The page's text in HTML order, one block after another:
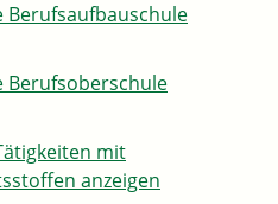
Berufsaufbauschule
Berufsoberschule
mit
anzeigen